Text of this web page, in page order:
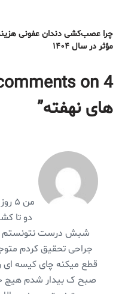
چرا عصب‌کشی دندان عفونی
مؤثر در سال ۱۴۰۴
4 comments on “
های نهفته”
من
دو تا
شبش درست نتونستم
جراحی تحقیق کردم
قطع میکنه چای کیسه ای
صبح ک بیدار شدم هیچ